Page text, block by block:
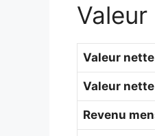
Valeur nette
Valeur nette
Revenu